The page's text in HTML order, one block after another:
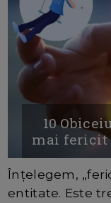
10
mai fericit
Înțelegem,
entitate. Este